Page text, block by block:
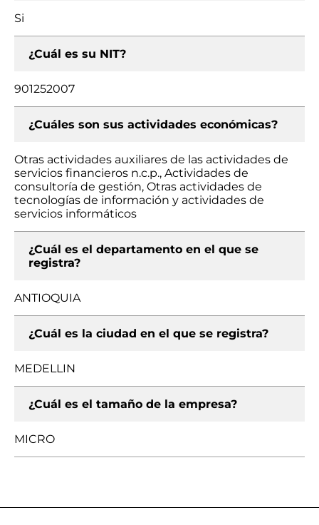
Si
¿Cuál es su NIT?
901252007
¿Cuáles son sus actividades económicas?
Otras actividades auxiliares de las actividades de
servicios financieros n.c.p., Actividades de
consultoría de gestión, Otras actividades de
tecnologías de información y actividades de
servicios informáticos
¿Cuál es el departamento en el que se
registra?
ANTIOQUIA
¿Cuál es la ciudad en el que se registra?
MEDELLIN
¿Cuál es el tamaño de la empresa?
MICRO